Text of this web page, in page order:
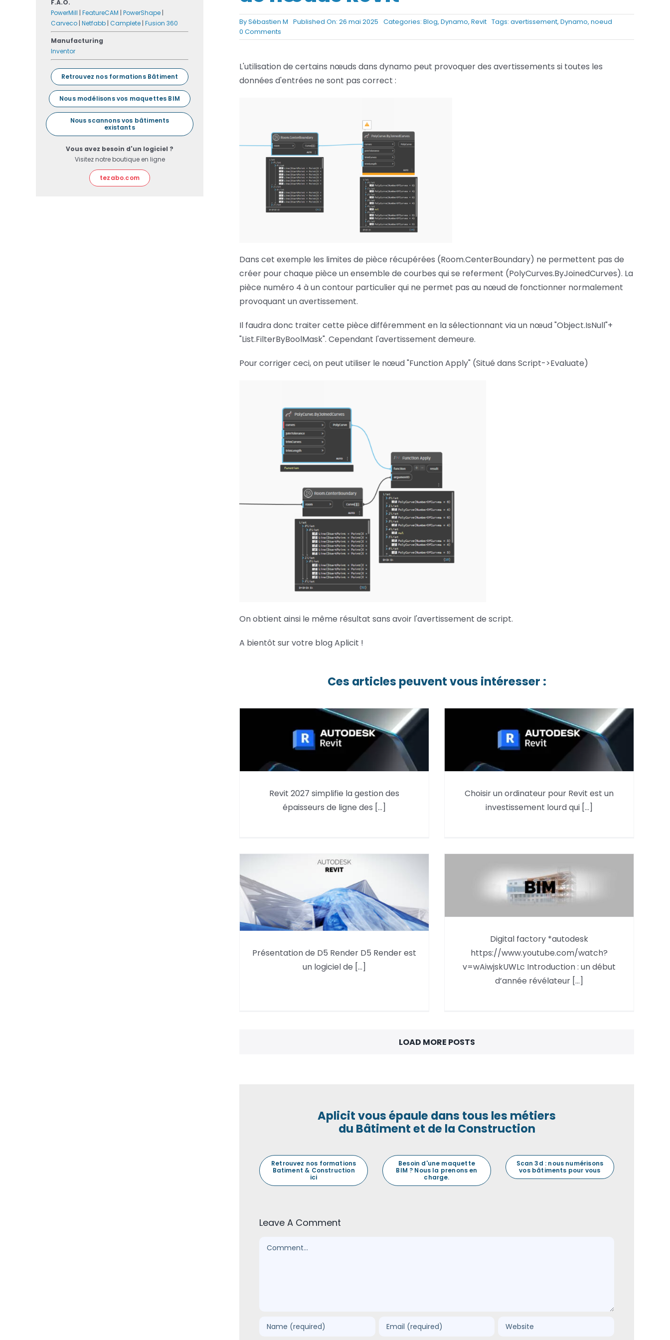
Netfabb Services FAO
Services Fusion
Camplete
Netfabb
BySébastien M Published On: 26 mai 2025 Categories: Blog, Dynamo, Revit Tags: avertissement, Dynamo, noeud
0 Commentson
Dynamo
des
avertissements
L'utilisation de certains nœuds dans dynamo peut provoquer des avertissements si toutes les
données d'entrées ne sont pas correct :
Dans cet exemple les limites de pièce récupérées (Room.CenterBoundary) ne permettent pas de
créer pour chaque pièce un ensemble de courbes qui se referment (PolyCurves.ByJoinedCurves). La
pièce numéro 4 à un contour particulier qui ne permet pas au nœud de fonctionner normalement
provoquant un avertissement.
Il faudra donc traiter cette pièce différemment en la sélectionnant via un nœud "Object.IsNull"+
"List.FilterByBoolMask". Cependant l'avertissement demeure.
Pour corriger ceci, on peut utiliser le nœud "Function Apply" (Situé dans Script->Evaluate)
On obtient ainsi le même résultat sans avoir l'avertissement de script.
A bientôt sur votre blog Aplicit !
Ces articles peuvent vous intéresser :
La gestion des épaisseurs de
ligne des fichiers liés –
Revit 2027 simplifie la gestion des
épaisseurs de ligne des [...]
Quel matériel PC choisir pour
Revit en 2026 ?
Choisir un ordinateur pour Revit est un
investissement lourd qui [...]
Le plugin D5 pour des rendus
Présentation de D5 Render D5 Render est
un logiciel de [...]
premier trimestre à un enjeu
clé: Mieux exploiter pour mieux
produire
Digital factory *autodesk
https://www.youtube.com/watch?
v=wAiwjskUWLc Introduction : un début
d’année révélateur [...]
LOAD MORE POSTS
Aplicit vous épaule dans tous les métiers
du Bâtiment et de la Construction
Retrouvez nos formations
Batiment & Construction
ici
Besoin d'une maquette
BIM ? Nous la prenons en
charge.
Scan 3d : nous numérisons
vos bâtiments pour vous
Leave A Comment
Comment
F.A.O.
PowerMill | FeatureCAM | PowerShape |
Carveco | Netfabb | Camplete | Fusion 360
Manufacturing
Inventor
Retrouvez nos formations Bâtiment
Nous modélisons vos maquettes BIM
Nous scannons vos bâtiments
existants
Vous avez besoin d'un logiciel ?
Visitez notre boutique en ligne
tezabo.com